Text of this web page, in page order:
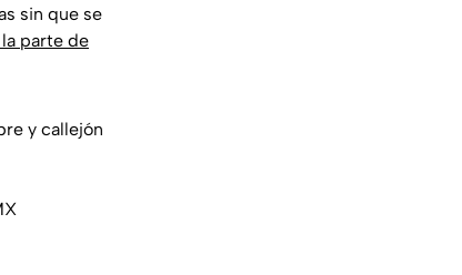
sin que se
parte de
y callejón